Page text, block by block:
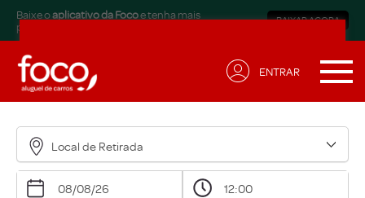
para sua necessidade!
Nome*
Baixe oaplicativo da Focoe tenha mais
praticidade.
BAIXAR AGORA
ENTRAR
Local de Retirada